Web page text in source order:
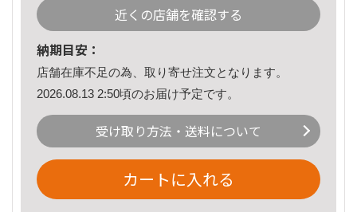
近くの店舗を確認する
納期目安：
店舗在庫不足の為、取り寄せ注文となります。
2026.08.13 2:50頃のお届け予定です。
受け取り方法・送料について
カートに入れる